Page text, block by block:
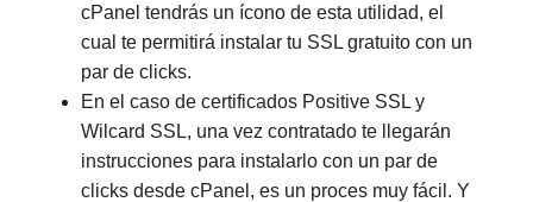
cPanel tendrás un ícono de esta utilidad, el
cual te permitirá instalar tu SSL gratuito con un
par de clicks.
En el caso de certificados Positive SSL y
Wilcard SSL, una vez contratado te llegarán
instrucciones para instalarlo con un par de
clicks desde cPanel, es un proces muy fácil. Y